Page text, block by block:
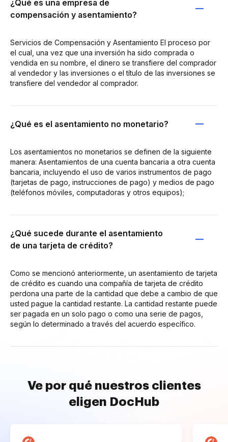
¿Qué es una empresa de
compensación y asentamiento?
Servicios de Compensación y Asentamiento El proceso por
el cual, una vez que una inversión ha sido comprada o
vendida en su nombre, el dinero se transfiere del comprador
al vendedor y las inversiones o el título de las inversiones se
transfiere del vendedor al comprador.
¿Qué es el asentamiento no monetario?
Los asentamientos no monetarios se definen de la siguiente
manera: Asentamientos de una cuenta bancaria a otra cuenta
bancaria, incluyendo el uso de varios instrumentos de pago
(tarjetas de pago, instrucciones de pago) y medios de pago
(teléfonos móviles, computadoras y otros equipos);
¿Qué sucede durante el asentamiento
de una tarjeta de crédito?
Como se mencionó anteriormente, un asentamiento de tarjeta
de crédito es cuando una compañía de tarjeta de crédito
perdona una parte de la cantidad que debe a cambio de que
usted pague la cantidad restante. La cantidad restante puede
ser pagada en un solo pago o como una serie de pagos,
según lo determinado a través del acuerdo específico.
Ve por qué nuestros clientes
eligen DocHub